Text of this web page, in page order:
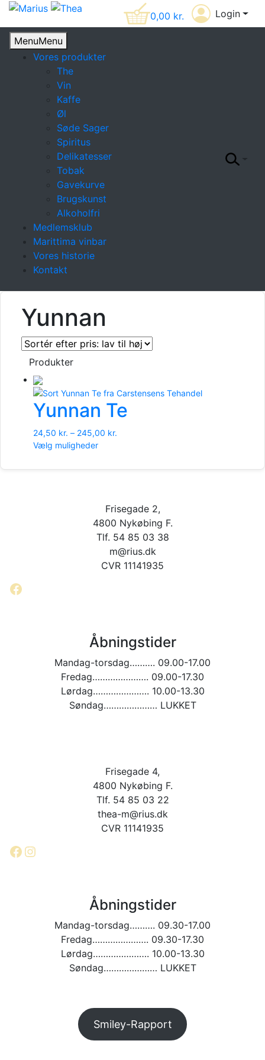
0,00 kr. Login
MenuMenu
Vores produkter
The
Vin
Kaffe
Øl
Søde Sager
Spiritus
Delikatesser
Tobak
Gavekurve
Brugskunst
Alkoholfri
Medlemsklub
Marittima vinbar
Vores historie
Kontakt
Yunnan
Produkter
Yunnan Te
24,50 kr. – 245,00 kr.
245,00 kr.
Vælg mulighederDette
har
Mulighederne
kan
vælges
på
varesiden
Frisegade 2,
4800 Nykøbing F.
Tlf. 54 85 03 38
m@rius.dk
CVR 11141935
Facebook
Åbningstider
Mandag-torsdag………. 09.00-17.00
Fredag…………………. 09.00-17.30
Lørdag…………………. 10.00-13.30
Søndag………………… LUKKET
Frisegade 4,
4800 Nykøbing F.
Tlf. 54 85 03 22
thea-m@rius.dk
CVR 11141935
Facebook
Instagram
Åbningstider
Mandag-torsdag………. 09.30-17.00
Fredag…………………. 09.30-17.30
Lørdag…………………. 10.00-13.30
Søndag………………… LUKKET
Smiley-Rapport